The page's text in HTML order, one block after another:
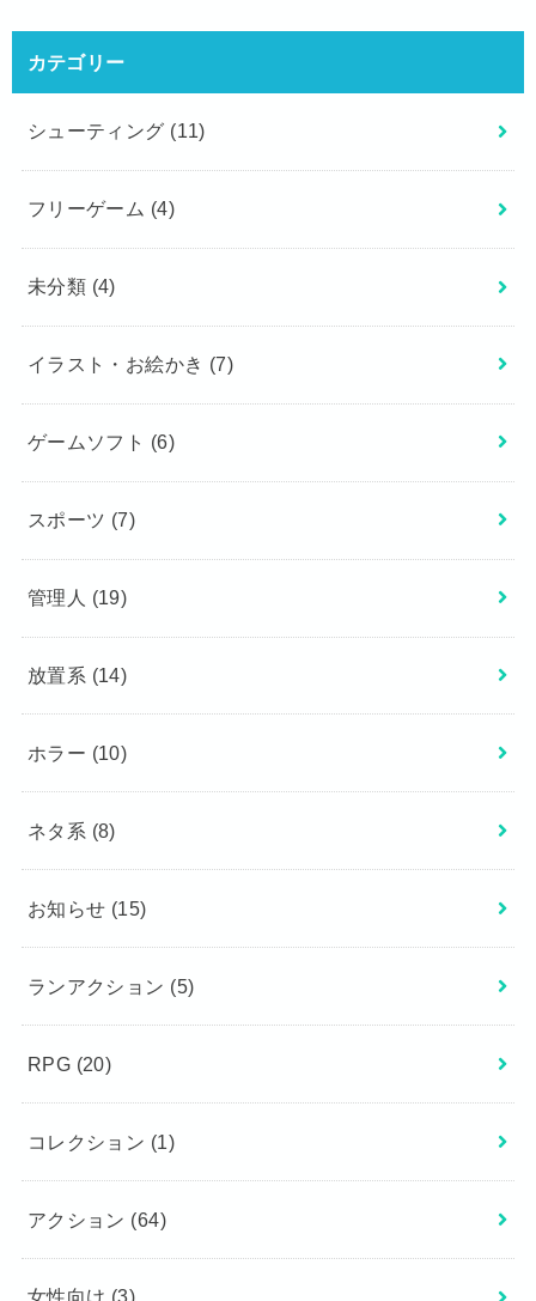
カテゴリー
シューティング (11)
フリーゲーム (4)
未分類 (4)
イラスト・お絵かき (7)
ゲームソフト (6)
スポーツ (7)
管理人 (19)
放置系 (14)
ホラー (10)
ネタ系 (8)
お知らせ (15)
ランアクション (5)
RPG (20)
コレクション (1)
アクション (64)